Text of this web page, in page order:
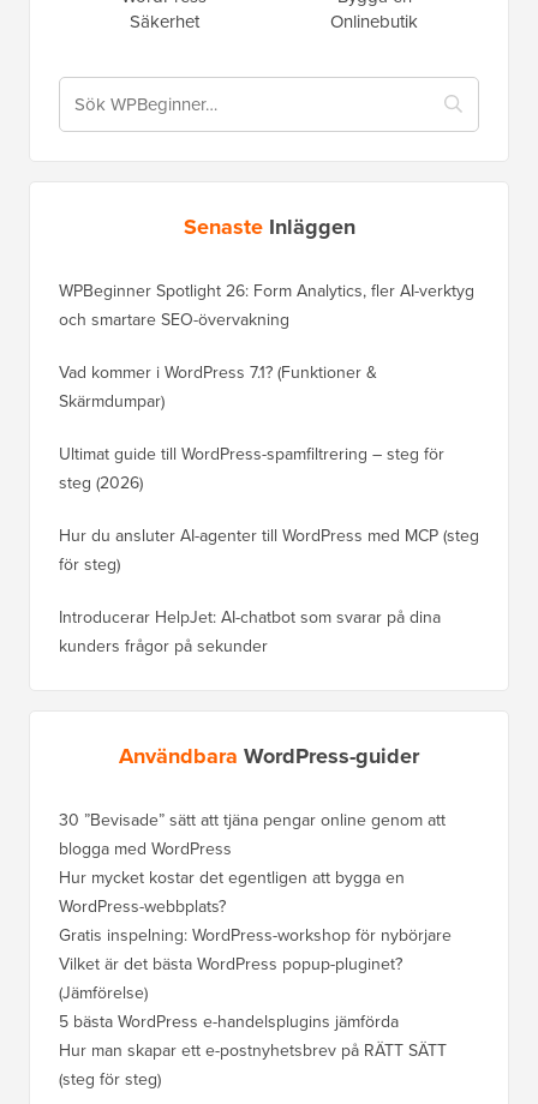
Säkerhet
Onlinebutik
Senaste Inläggen
WPBeginner Spotlight 26: Form Analytics, fler AI-verktyg
och smartare SEO-övervakning
Vad kommer i WordPress 7.1? (Funktioner &
Skärmdumpar)
Ultimat guide till WordPress-spamfiltrering – steg för
steg (2026)
Hur du ansluter AI-agenter till WordPress med MCP (steg
för steg)
Introducerar HelpJet: AI-chatbot som svarar på dina
kunders frågor på sekunder
Användbara WordPress-guider
30 ”Bevisade” sätt att tjäna pengar online genom att
blogga med WordPress
Hur mycket kostar det egentligen att bygga en
WordPress-webbplats?
Gratis inspelning: WordPress-workshop för nybörjare
Vilket är det bästa WordPress popup-pluginet?
(Jämförelse)
5 bästa WordPress e-handelsplugins jämförda
Hur man skapar ett e-postnyhetsbrev på RÄTT SÄTT
(steg för steg)